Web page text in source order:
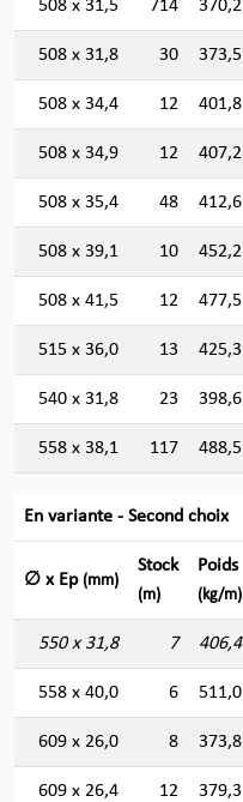
508 x 31,5 714 370,2
508 x 31,8 30 373,5
508 x 34,4 12 401,8
508 x 34,9 12 407,2
508 x 35,4 48 412,6
508 x 39,1 10 452,2
508 x 41,5 12 477,5
515 x 36,0 13 425,3
540 x 31,8 23 398,6
558 x 38,1 117 488,5
En variante - Second choix
∅ x Ep (mm)
Stock
(m)
Poids
(kg/m)
550 x 31,8 7 406,4
558 x 40,0 6 511,0
609 x 26,0 8 373,8
609 x 26,4 12 379,3